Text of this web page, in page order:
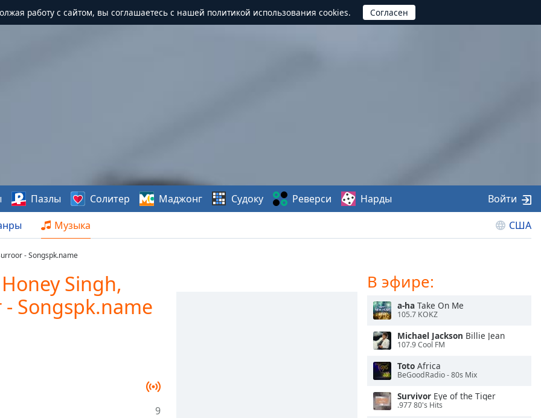
работу с сайтом, вы соглашаетесь с нашей политикой использования cookies.
Музыка США
Пазлы Солитер Маджонг Судоку Реверси Нарды Войти
- Songspk.name
Singh,
Songspk.name
9
В эфире:
a-ha Take On Me
105.7 KOKZ
Michael Jackson Billie Jean
107.9 Cool FM
Toto Africa
BeGoodRadio - 80s Mix
Survivor Eye of the Tiger
.977 80's Hits